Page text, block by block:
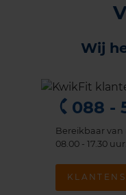
Wij
088 -
Bereikbaar
08.00 - 17.30 uur.